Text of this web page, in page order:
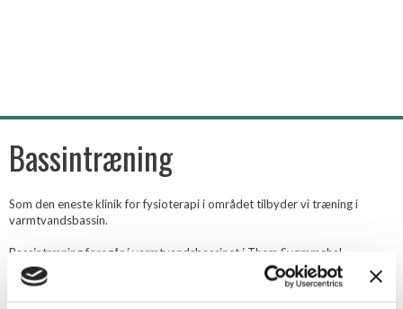
Bassintræning
Som den eneste klinik for fysioterapi i området tilbyder vi træning i
varmtvandsbassin.
Bassintræning foregår i varmtvandsbassinet i Them Svømmehal.
Vandet er 34 grader.
Vi har bassinhold følgende dage: